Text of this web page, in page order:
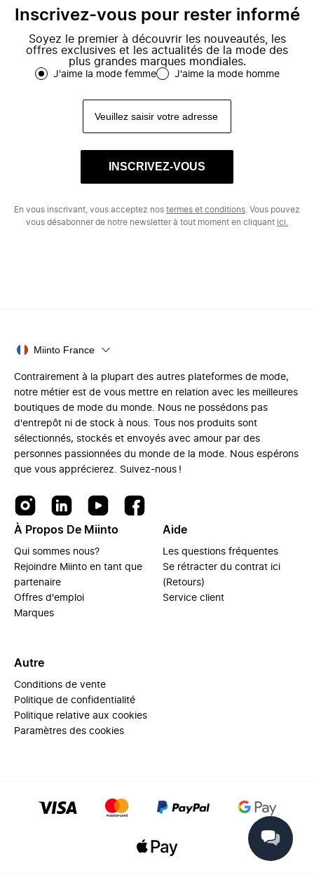
Inscrivez-vous pour rester informé
Soyez le premier à découvrir les nouveautés, les
offres exclusives et les actualités de la mode des
plus grandes marques mondiales.
J'aime la mode femme J'aime la mode homme
INSCRIVEZ-VOUS
En vous inscrivant, vous acceptez nos termes et conditions . Vous pouvez
vous désabonner de notre newsletter à tout moment en cliquant ici.
Miinto France
Contrairement à la plupart des autres plateformes de mode,
notre métier est de vous mettre en relation avec les meilleures
boutiques de mode du monde. Nous ne possédons pas
d'entrepôt ni de stock à nous. Tous nos produits sont
sélectionnés, stockés et envoyés avec amour par des
personnes passionnées du monde de la mode. Nous espérons
que vous apprécierez. Suivez-nous !
À Propos De Miinto
Qui sommes nous?
Rejoindre Miinto en tant que
partenaire
Offres d'emploi
Marques
Aide
Les questions fréquentes
Se rétracter du contrat ici
(Retours)
Service client
Autre
Conditions de vente
Politique de confidentialité
Politique relative aux cookies
Paramètres des cookies